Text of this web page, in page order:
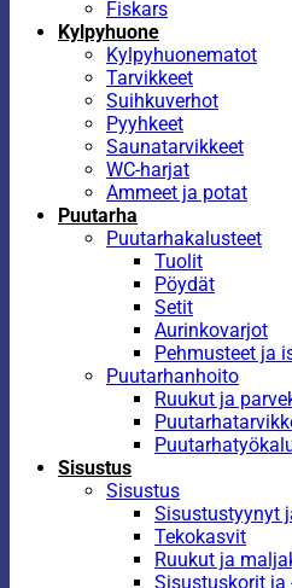
Fiskars
Kylpyhuone
Kylpyhuonematot
Tarvikkeet
Suihkuverhot
Pyyhkeet
Saunatarvikkeet
WC-harjat
Ammeet ja potat
Puutarha
Puutarhakalusteet
Tuolit
Pöydät
Setit
Aurinkovarjot
Pehmusteet ja
Puutarhanhoito
Ruukut ja
Sisustus
Sisustus
Sisustustyynyt
Tekokasvit
Ruukut ja
Sisustuskorit ja